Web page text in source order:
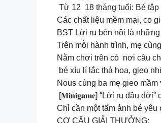
Từ 12 18 tháng tuổi: Bé
Các chất liệu mềm mại, co
BST Lời ru bên nôi là
Trên mỗi hành trình, mẹ
Nằm chơi trên cỏ nơi câu
bé xíu lí lắc thả hoa, gieo
Nous cùng ba mẹ gieo
[𝐌𝐢𝐧𝐢𝐠𝐚𝐦𝐞] “Lời ru đầu
Chỉ cần một tấm ảnh bé
CƠ CẤU GIẢI THƯỞNG: